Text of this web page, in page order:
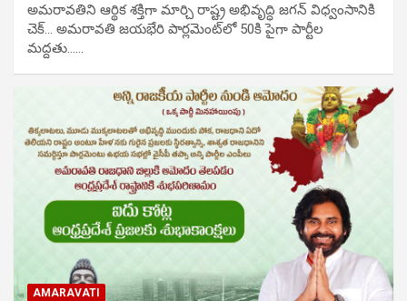
అమరావతిని ఆర్థిక శక్తిగా మార్చి రాష్ట్ర అభివృద్ధి జగన్ విధ్వంసానికి
చెక్… అమరావతి జయభేరి పార్లమెంట్‌లో 50కి పైగా పార్టీల
మద్దతు……
AMARAVATI